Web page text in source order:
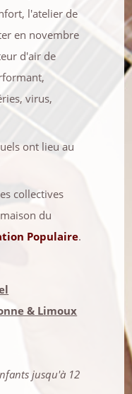
l'atelier de
en novembre
d'air de
virus,
ont lieu au
collectives
du
Populaire.
& Limoux
jusqu'à 12